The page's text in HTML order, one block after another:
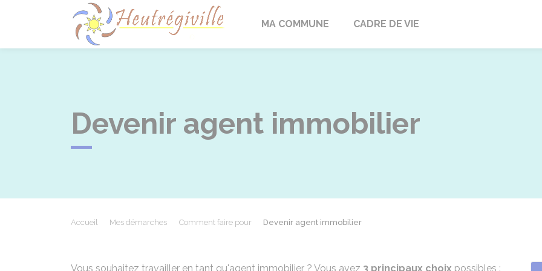
Heutrégiville
MA COMMUNE CADRE DE VIE
Devenir agent immobilier
Accueil Mes démarches Comment faire pour Devenir agent immobilier
Vous souhaitez travailler en tant qu'agent immobilier ? Vous avez 3 principaux choix possibles :